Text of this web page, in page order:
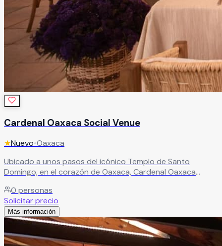
Cardenal Oaxaca Social Venue
★Nuevo•Oaxaca
Ubicado a unos pasos del icónico Templo de Santo
Domingo, en el corazón de Oaxaca, Cardenal Oaxaca
celebraciones llenas de elegancia y encanto. Un espacio
que combina ubicación privilegiada, estilo y distinción,
perfecto para crear momentos inolvidables en uno de los
destinos más emblemáticos de MéxicoLeer más
0 personas
Solicitar precio
Más información